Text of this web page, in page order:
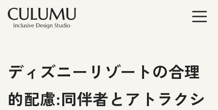
ディズニーリゾートの合理
的配慮:同伴者とアトラクシ